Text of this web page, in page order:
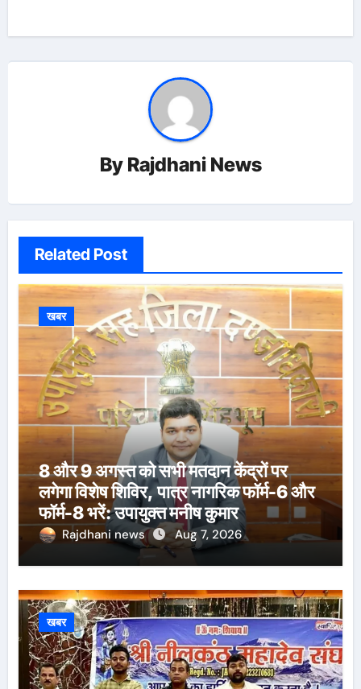
By Rajdhani News
Related Post
खबर
8 और 9 अगस्त को सभी मतदान केंद्रों पर
लगेगा विशेष शिविर, पात्र नागरिक फॉर्म-6 और
फॉर्म-8 भरें: उपायुक्त मनीष कुमार
Rajdhani news Aug 7, 2026
खबर